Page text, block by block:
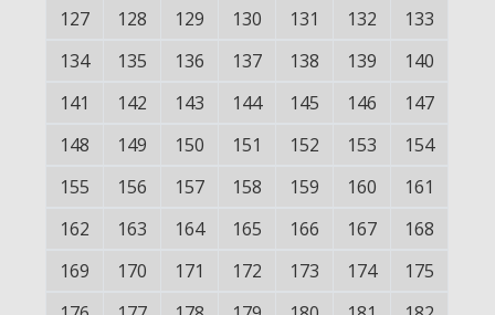
127
128 129 130 131 132
133
134
135 136 137 138 139
140
141
142 143 144 145 146
147
148
149 150 151 152 153
154
155
156 157 158 159 160
161
162
163 164 165 166 167
168
169
170 171 172 173 174
175